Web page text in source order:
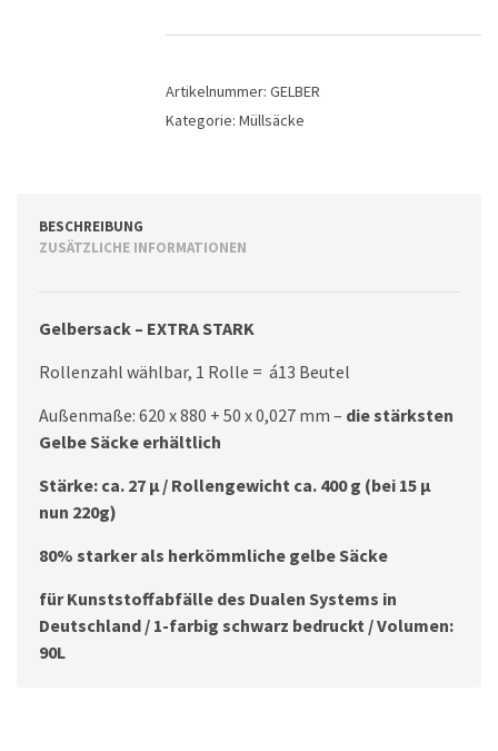
Artikelnummer:GELBER
Kategorie:Müllsäcke
BESCHREIBUNG
ZUSÄTZLICHE INFORMATIONEN
Gelbersack – EXTRA STARK
Rollenzahl wählbar, 1 Rolle = á13 Beutel
Außenmaße: 620 x 880 + 50 x 0,027 mm – die stärksten
Gelbe Säcke erhältlich
Stärke: ca. 27 µ / Rollengewicht ca. 400 g (bei 15 µ
nun 220g)
80% starker als her­kömm­liche gelbe Säcke
für Kunststoffabfälle des Dualen Systems in
Deutschland / 1-farbig schwarz bedruckt / Volumen:
90L